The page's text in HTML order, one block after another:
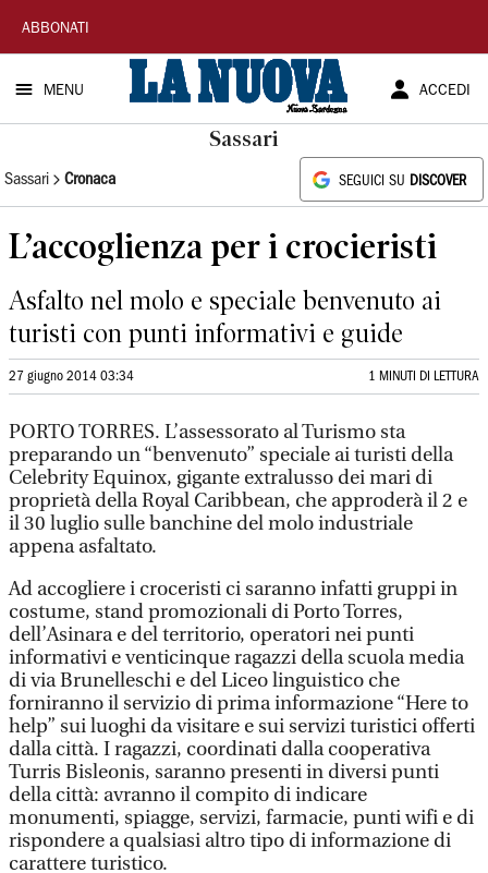
La
Nuova
Sardegna
ABBONATI
MENU ACCEDI
Sassari
Sassari Cronaca SEGUICI SU DISCOVER
L’accoglienza per i crocieristi
Asfalto nel molo e speciale benvenuto ai
turisti con punti informativi e guide
27 giugno 2014 03:34 1 MINUTI DI LETTURA
PORTO TORRES. L’assessorato al Turismo sta
preparando un “benvenuto” speciale ai turisti della
Celebrity Equinox, gigante extralusso dei mari di
proprietà della Royal Caribbean, che approderà il 2 e
il 30 luglio sulle banchine del molo industriale
appena asfaltato.
Ad accogliere i croceristi ci saranno infatti gruppi in
costume, stand promozionali di Porto Torres,
dell’Asinara e del territorio, operatori nei punti
informativi e venticinque ragazzi della scuola media
di via Brunelleschi e del Liceo linguistico che
forniranno il servizio di prima informazione “Here to
help” sui luoghi da visitare e sui servizi turistici offerti
dalla città. I ragazzi, coordinati dalla cooperativa
Turris Bisleonis, saranno presenti in diversi punti
della città: avranno il compito di indicare
monumenti, spiagge, servizi, farmacie, punti wifi e di
rispondere a qualsiasi altro tipo di informazione di
carattere turistico.